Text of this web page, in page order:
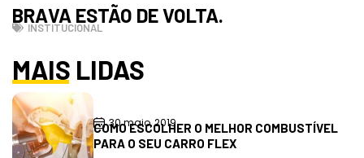
BRAVA ESTÃO DE VOLTA.
INSTITUCIONAL
MAIS LIDAS
30 maio, 2019
COMO ESCOLHER O MELHOR COMBUSTÍVEL
PARA O SEU CARRO FLEX